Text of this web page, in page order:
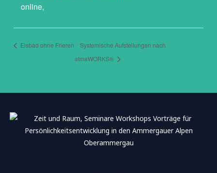
online,
Eisbad ohne Frieren
Systemische Aufstellungen nach
atmaWORKS®